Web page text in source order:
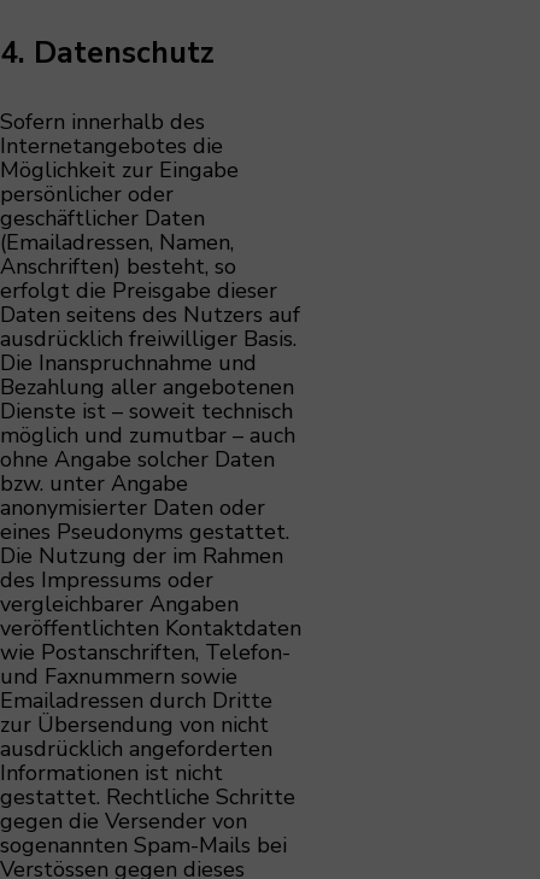
4. Datenschutz
Sofern innerhalb des
Internetangebotes die
Möglichkeit zur Eingabe
persönlicher oder
geschäftlicher Daten
(Emailadressen, Namen,
Anschriften) besteht, so
erfolgt die Preisgabe dieser
Daten seitens des Nutzers auf
ausdrücklich freiwilliger Basis.
Die Inanspruchnahme und
Bezahlung aller angebotenen
Dienste ist – soweit technisch
möglich und zumutbar – auch
ohne Angabe solcher Daten
bzw. unter Angabe
anonymisierter Daten oder
eines Pseudonyms gestattet.
Die Nutzung der im Rahmen
des Impressums oder
vergleichbarer Angaben
veröffentlichten Kontaktdaten
wie Postanschriften, Telefon-
und Faxnummern sowie
Emailadressen durch Dritte
zur Übersendung von nicht
ausdrücklich angeforderten
Informationen ist nicht
gestattet. Rechtliche Schritte
gegen die Versender von
sogenannten Spam-Mails bei
Verstössen gegen dieses